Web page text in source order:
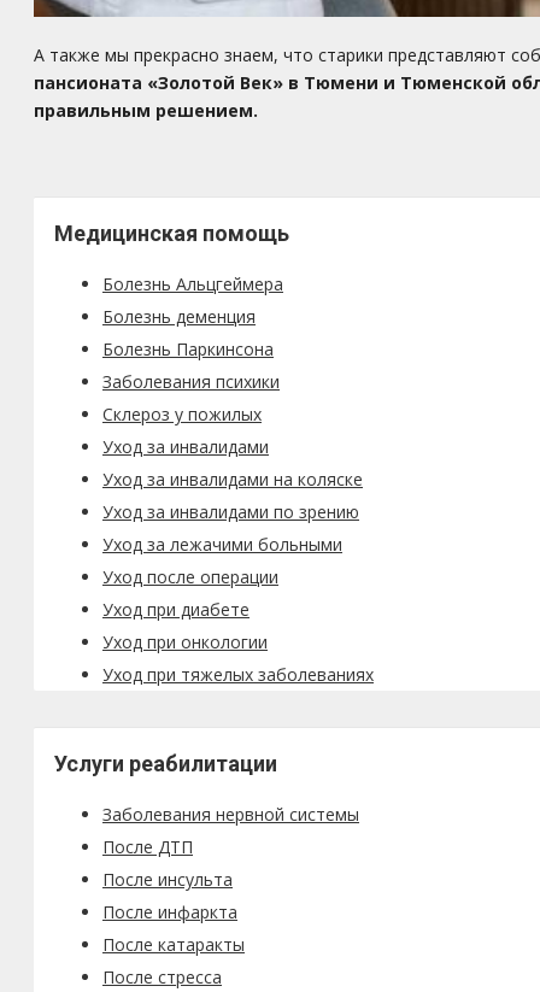
А также мы прекрасно знаем, что старики представляют
пансионата «Золотой Век» в Тюмени и Тюменской
правильным решением.
Медицинская помощь
Болезнь Альцгеймера
Болезнь деменция
Болезнь Паркинсона
Заболевания психики
Склероз у пожилых
Уход за инвалидами
Уход за инвалидами на коляске
Уход за инвалидами по зрению
Уход за лежачими больными
Уход после операции
Уход при диабете
Уход при онкологии
Уход при тяжелых заболеваниях
Услуги реабилитации
Заболевания нервной системы
После ДТП
После инсульта
После инфаркта
После катаракты
После стресса